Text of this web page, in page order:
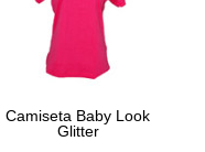
Camiseta Baby Look
Glitter